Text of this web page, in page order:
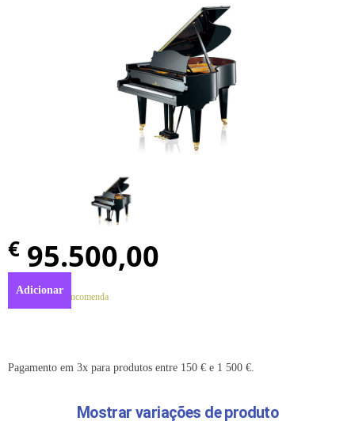
€ 95.500,00
Disponível por encomenda
Adicionar
Pagamento em 3x para produtos entre 150 € e 1 500 €.
Mostrar variações de produto